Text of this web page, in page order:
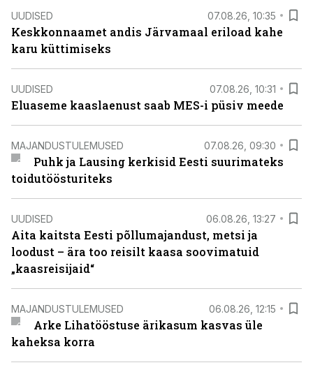
UUDISED 07.08.26, 10:35
Keskkonnaamet andis Järvamaal eriload kahe
karu küttimiseks
UUDISED 07.08.26, 10:31
Eluaseme kaaslaenust saab MES-i püsiv meede
MAJANDUSTULEMUSED 07.08.26, 09:30
Puhk ja Lausing kerkisid Eesti suurimateks
toidutöösturiteks
UUDISED 06.08.26, 13:27
Aita kaitsta Eesti põllumajandust, metsi ja
loodust – ära too reisilt kaasa soovimatuid
„kaasreisijaid“
MAJANDUSTULEMUSED 06.08.26, 12:15
Arke Lihatööstuse ärikasum kasvas üle
kaheksa korra